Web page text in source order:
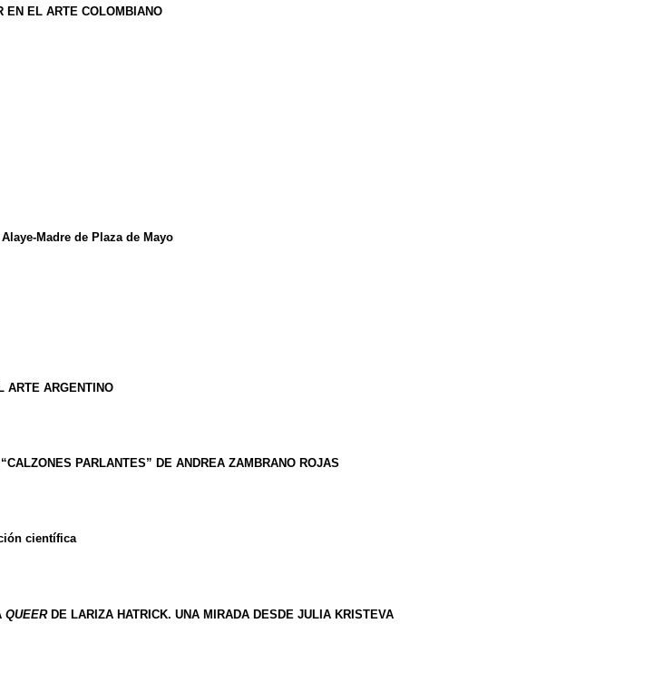
EN EL ARTE COLOMBIANO
Madre de Plaza de Mayo
ARTE ARGENTINO
PARLANTES” DE ANDREA ZAMBRANO ROJAS
científica
QUEERDE LARIZA HATRICK. UNA MIRADA DESDE JULIA KRISTEVA